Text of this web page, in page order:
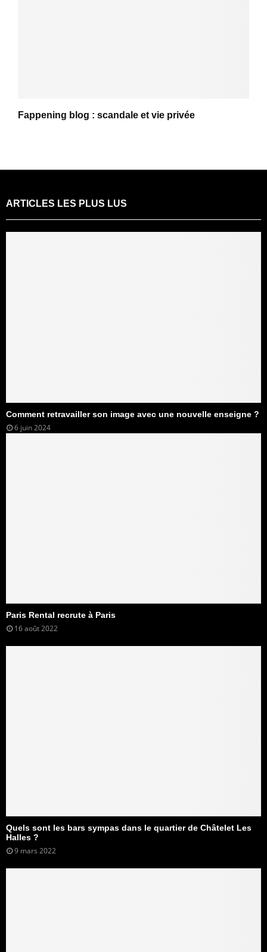
Fappening blog : scandale et vie privée
ARTICLES LES PLUS LUS
Comment retravailler son image avec une nouvelle enseigne ?
6 juin 2024
Paris Rental recrute à Paris
16 août 2022
Quels sont les bars sympas dans le quartier de Châtelet Les
Halles ?
9 mars 2022